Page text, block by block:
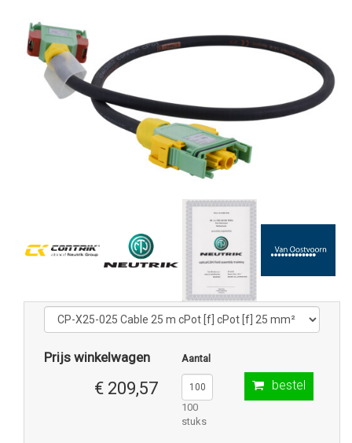
Prijs winkelwagen
€ 209,57
Aantal
100
stuks
bestel